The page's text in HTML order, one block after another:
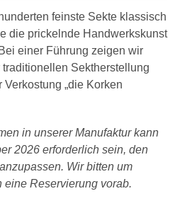
feinste Sekte klassisch
die prickelnde Handwerkskunst
einer Führung zeigen wir
traditionellen Sektherstellung
„die Korken
in unserer Manufaktur kann
2026 erforderlich sein, den
Wir bitten um
eine Reservierung vorab.